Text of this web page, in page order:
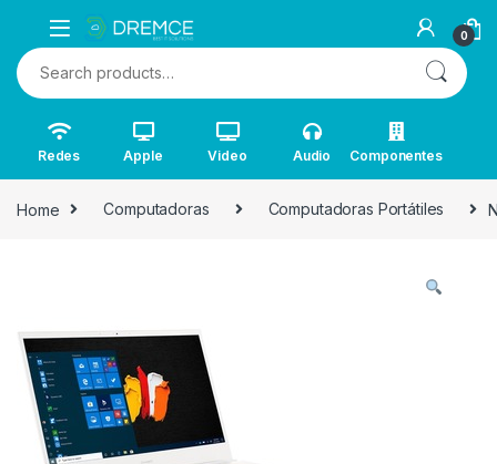
0
Search for:
Redes Apple Video Audio Componentes
Home Computadoras Computadoras Portátiles